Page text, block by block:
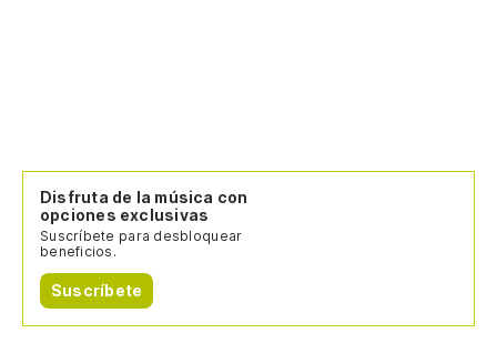
Disfruta de la música con
opciones exclusivas
Suscríbete para desbloquear
beneficios.
Suscríbete